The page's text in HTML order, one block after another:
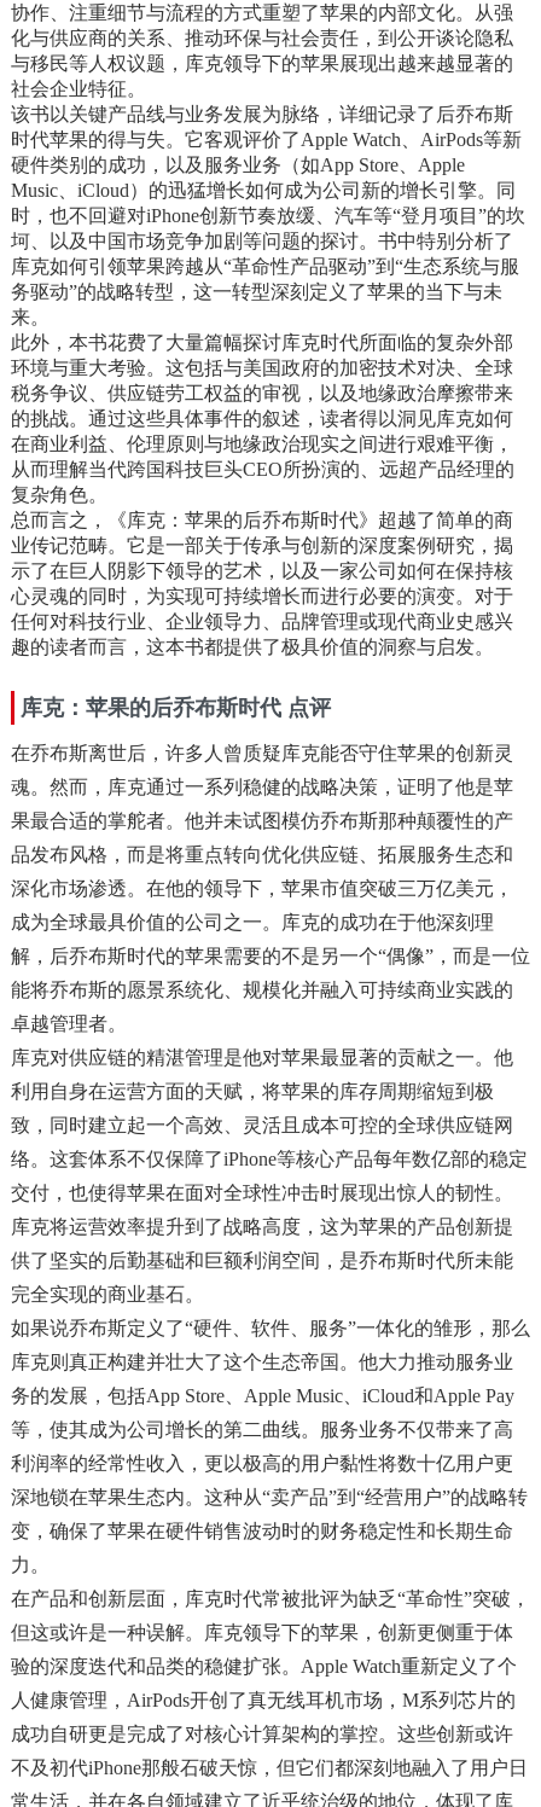
协作、注重细节与流程的方式重塑了苹果的内部文化。从强
化与供应商的关系、推动环保与社会责任，到公开谈论隐私
与移民等人权议题，库克领导下的苹果展现出越来越显著的
社会企业特征。
该书以关键产品线与业务发展为脉络，详细记录了后乔布斯
时代苹果的得与失。它客观评价了Apple Watch、AirPods等新
硬件类别的成功，以及服务业务（如App Store、Apple
Music、iCloud）的迅猛增长如何成为公司新的增长引擎。同
时，也不回避对iPhone创新节奏放缓、汽车等“登月项目”的坎
坷、以及中国市场竞争加剧等问题的探讨。书中特别分析了
库克如何引领苹果跨越从“革命性产品驱动”到“生态系统与服
务驱动”的战略转型，这一转型深刻定义了苹果的当下与未
来。
此外，本书花费了大量篇幅探讨库克时代所面临的复杂外部
环境与重大考验。这包括与美国政府的加密技术对决、全球
税务争议、供应链劳工权益的审视，以及地缘政治摩擦带来
的挑战。通过这些具体事件的叙述，读者得以洞见库克如何
在商业利益、伦理原则与地缘政治现实之间进行艰难平衡，
从而理解当代跨国科技巨头CEO所扮演的、远超产品经理的
复杂角色。
总而言之，《库克：苹果的后乔布斯时代》超越了简单的商
业传记范畴。它是一部关于传承与创新的深度案例研究，揭
示了在巨人阴影下领导的艺术，以及一家公司如何在保持核
心灵魂的同时，为实现可持续增长而进行必要的演变。对于
任何对科技行业、企业领导力、品牌管理或现代商业史感兴
趣的读者而言，这本书都提供了极具价值的洞察与启发。
库克：苹果的后乔布斯时代 点评
在乔布斯离世后，许多人曾质疑库克能否守住苹果的创新灵
魂。然而，库克通过一系列稳健的战略决策，证明了他是苹
果最合适的掌舵者。他并未试图模仿乔布斯那种颠覆性的产
品发布风格，而是将重点转向优化供应链、拓展服务生态和
深化市场渗透。在他的领导下，苹果市值突破三万亿美元，
成为全球最具价值的公司之一。库克的成功在于他深刻理
解，后乔布斯时代的苹果需要的不是另一个“偶像”，而是一位
能将乔布斯的愿景系统化、规模化并融入可持续商业实践的
卓越管理者。
库克对供应链的精湛管理是他对苹果最显著的贡献之一。他
利用自身在运营方面的天赋，将苹果的库存周期缩短到极
致，同时建立起一个高效、灵活且成本可控的全球供应链网
络。这套体系不仅保障了iPhone等核心产品每年数亿部的稳定
交付，也使得苹果在面对全球性冲击时展现出惊人的韧性。
库克将运营效率提升到了战略高度，这为苹果的产品创新提
供了坚实的后勤基础和巨额利润空间，是乔布斯时代所未能
完全实现的商业基石。
如果说乔布斯定义了“硬件、软件、服务”一体化的雏形，那么
库克则真正构建并壮大了这个生态帝国。他大力推动服务业
务的发展，包括App Store、Apple Music、iCloud和Apple Pay
等，使其成为公司增长的第二曲线。服务业务不仅带来了高
利润率的经常性收入，更以极高的用户黏性将数十亿用户更
深地锁在苹果生态内。这种从“卖产品”到“经营用户”的战略转
变，确保了苹果在硬件销售波动时的财务稳定性和长期生命
力。
在产品和创新层面，库克时代常被批评为缺乏“革命性”突破，
但这或许是一种误解。库克领导下的苹果，创新更侧重于体
验的深度迭代和品类的稳健扩张。Apple Watch重新定义了个
人健康管理，AirPods开创了真无线耳机市场，M系列芯片的
成功自研更是完成了对核心计算架构的掌控。这些创新或许
不及初代iPhone那般石破天惊，但它们都深刻地融入了用户日
常生活，并在各自领域建立了近乎统治级的地位，体现了库